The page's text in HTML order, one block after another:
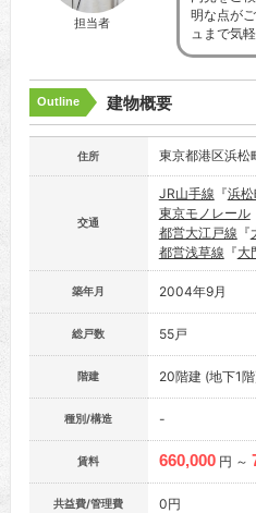
担当者
明な点が
ュまで気
Outline 建物概要
住所 東京都港区浜
交通
JR山手線 『浜
東京モノレール
都営大江戸線 『
都営浅草線 『大
築年月 2004年9月
総戸数 55戸
階建 20階建 (地下1
種別/構造 -
賃料 660,000 円 ～
共益費/管理費 0円